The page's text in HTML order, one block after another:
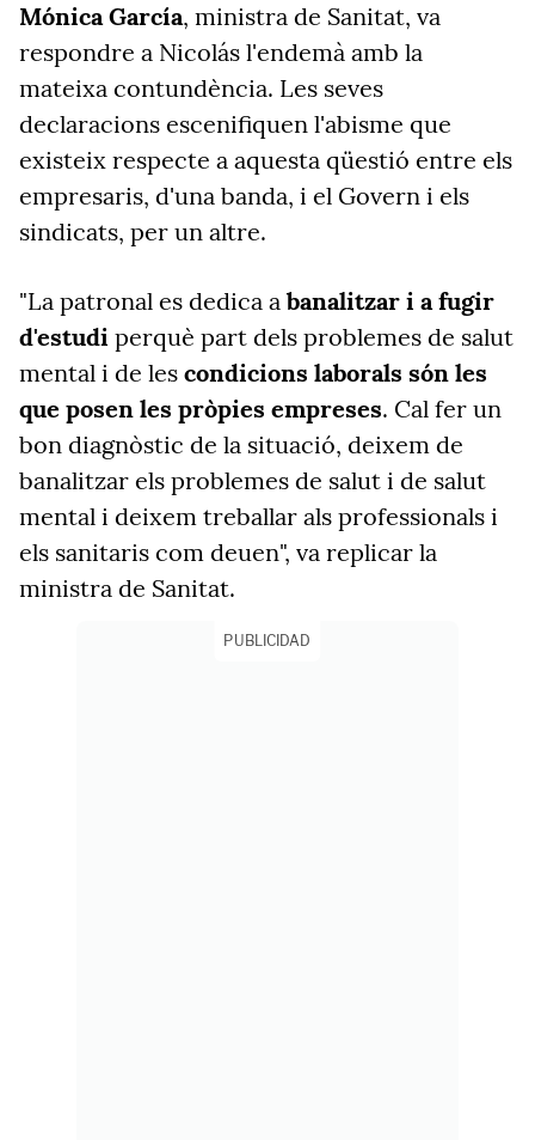
Mónica García, ministra de Sanitat, va
respondre a Nicolás l'endemà amb la
mateixa contundència. Les seves
declaracions escenifiquen l'abisme que
existeix respecte a aquesta qüestió entre els
empresaris, d'una banda, i el Govern i els
sindicats, per un altre.
"La patronal es dedica a banalitzar i a fugir
d'estudi perquè part dels problemes de salut
mental i de les condicions laborals són les
que posen les pròpies empreses. Cal fer un
bon diagnòstic de la situació, deixem de
banalitzar els problemes de salut i de salut
mental i deixem treballar als professionals i
els sanitaris com deuen", va replicar la
ministra de Sanitat.
PUBLICIDAD